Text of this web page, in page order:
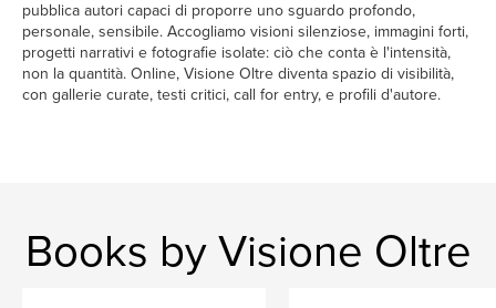
pubblica autori capaci di proporre uno sguardo profondo,
personale, sensibile. Accogliamo visioni silenziose, immagini forti,
progetti narrativi e fotografie isolate: ciò che conta è l'intensità,
non la quantità. Online, Visione Oltre diventa spazio di visibilità,
con gallerie curate, testi critici, call for entry, e profili d'autore.
Books by Visione Oltre